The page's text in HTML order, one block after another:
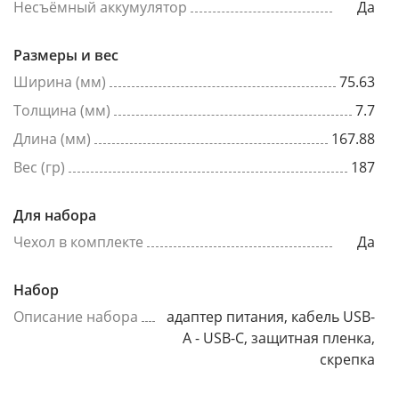
Несъёмный аккумулятор
Да
Размеры и вес
Ширина (мм)
75.63
Толщина (мм)
7.7
Длина (мм)
167.88
Вес (гр)
187
Для набора
Чехол в комплекте
Да
Набор
Описание набора
адаптер питания, кабель USB-
A - USB-C, защитная пленка,
скрепка